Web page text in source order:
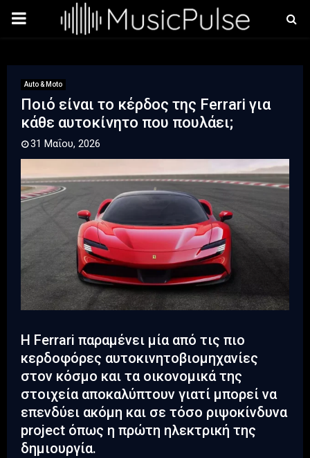
PRIMARY
Auto & Moto
Ποιό είναι το κέρδος της Ferrari για
κάθε αυτοκίνητο που πουλάει;
31 Μαΐου, 2026
Η Ferrari παραμένει μία από τις πιο
κερδοφόρες αυτοκινητοβιομηχανίες
στον κόσμο και τα οικονομικά της
στοιχεία αποκαλύπτουν γιατί μπορεί να
επενδύει ακόμη και σε τόσο ριψοκίνδυνα
project όπως η πρώτη ηλεκτρική της
δημιουργία.